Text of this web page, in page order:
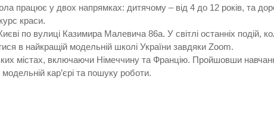
працює у двох напрямках: дитячому – від 4 до 12 років, та
краси.
по вулиці Казимира Малевича 86а. У світлі останніх подій,
в найкращій модельній школі України завдяки Zoom.
містах, включаючи Німеччину та Францію. Пройшовши
кар’єрі та пошуку роботи.